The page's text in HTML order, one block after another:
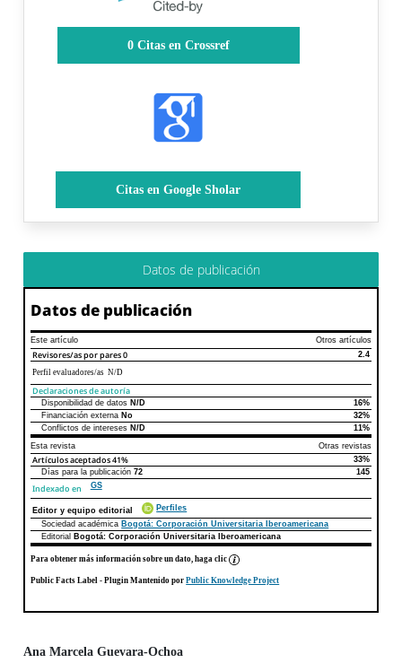
0Citas en Crossref
Citas en Google Sholar
Datos de publicación
Datos de publicación
Este artículo Otros artículos
Revisores/as por pares0
2.4
Perfil evaluadores/as N/D
Declaraciones de autoría
Declaraciones de autoríaEste artículo
Disponibilidad de datos N/D
16%
Financiación externa No
32%
Conflictos de intereses N/D
11%
Esta revista
Otras revistas
Artículos aceptados41%
33%
Días para la publicación72 145
Indexado en GS
Editor y equipo editorial
Perfiles
Sociedad académica Bogotá: Corporación Universitaria Iberoamericana
Editorial
Bogotá: Corporación Universitaria Iberoamericana
Para obtener más información sobre un dato, haga clic
Public Facts Label - Plugin Mantenido porPublic Knowledge Project
Ana Marcela Guevara-Ochoa